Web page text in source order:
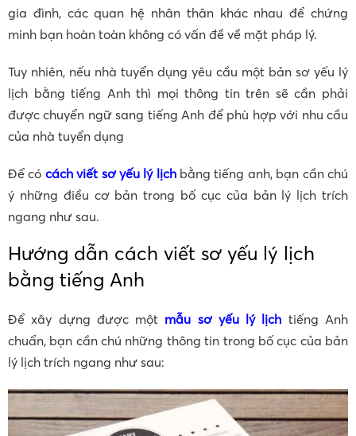
gia đình, các quan hệ nhân thân khác nhau để chứng
minh bạn hoàn toàn không có vấn đề về mặt pháp lý.
Tuy nhiên, nếu nhà tuyển dụng yêu cầu một bản sơ yếu lý
lịch bằng tiếng Anh thì mọi thông tin trên sẽ cần phải
được chuyển ngữ sang tiếng Anh để phù hợp với nhu cầu
của nhà tuyển dụng
Để có cách viết sơ yếu lý lịchbằng tiếng anh, bạn cần chú
ý những điều cơ bản trong bố cục của bản lý lịch trích
ngang như sau.
Hướng dẫn cách viết sơ yếu lý lịch
bằng tiếng Anh
Để xây dựng được một mẫu sơ yếu lý lịch tiếng Anh
chuẩn, bạn cần chú những thông tin trong bố cục của bản
lý lịch trích ngang như sau: